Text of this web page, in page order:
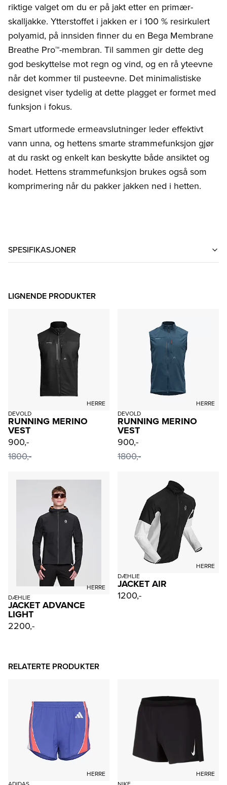
riktige valget om du er på jakt etter en primær-
skalljakke. Ytterstoffet i jakken er i 100 % resirkulert
polyamid, på innsiden finner du en Bega Membrane
Breathe Pro™-membran. Til sammen gir dette deg
god beskyttelse mot regn og vind, og en rå yteevne
når det kommer til pusteevne. Det minimalistiske
designet viser tydelig at dette plagget er formet med
funksjon i fokus.
Smart utformede ermeavslutninger leder effektivt
vann unna, og hettens smarte strammefunksjon gjør
at du raskt og enkelt kan beskytte både ansiktet og
hodet. Hettens strammefunksjon brukes også som
komprimering når du pakker jakken ned i hetten.
SPESIFIKASJONER
LIGNENDE PRODUKTER
HERRE
DEVOLD
RUNNING MERINO
VEST
900,-
1800,-
HERRE
DEVOLD
RUNNING MERINO
VEST
900,-
1800,-
HERRE
DÆHLIE
JACKET ADVANCE
LIGHT
2200,-
HERRE
DÆHLIE
JACKET AIR
1200,-
RELATERTE PRODUKTER
HERRE
HERRE